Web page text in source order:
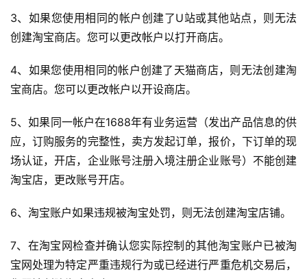
首
页
3、如果您使用相同的帐户创建了U站或其他站点，则无法
创建淘宝商店。您可以更改帐户以打开商店。
4、如果您使用相同的帐户创建了天猫商店，则无法创建淘
宝商店。您可以更改帐户以开设商店。
5、如果同一帐户在1688年有业务运营（发出产品信息的供
应，订购服务的完整性，卖方发起订单，报价，下订单的现
场认证，开店，企业账号注册入境注册企业账号）不能创建
淘宝店，更改账号开店。
6、淘宝账户如果违规被淘宝处罚，则无法创建淘宝店铺。
7、在淘宝网检查并确认您实际控制的其他淘宝账户已被淘
宝网处理为特定严重违规行为或已经进行严重危机交易后，